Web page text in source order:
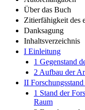
Über das Buch
Zitierfähigkeit des
Danksagung
Inhaltsverzeichnis
I Einleitung
1 Gegenstand
2 Aufbau der
II
1 Stand der
Raum